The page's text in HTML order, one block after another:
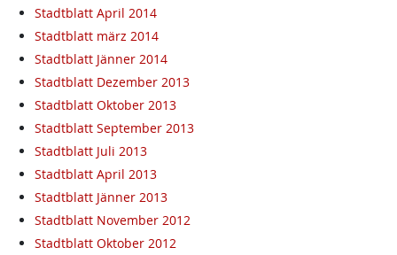
Stadtblatt April 2014
Stadtblatt märz 2014
Stadtblatt Jänner 2014
Stadtblatt Dezember 2013
Stadtblatt Oktober 2013
Stadtblatt September 2013
Stadtblatt Juli 2013
Stadtblatt April 2013
Stadtblatt Jänner 2013
Stadtblatt November 2012
Stadtblatt Oktober 2012